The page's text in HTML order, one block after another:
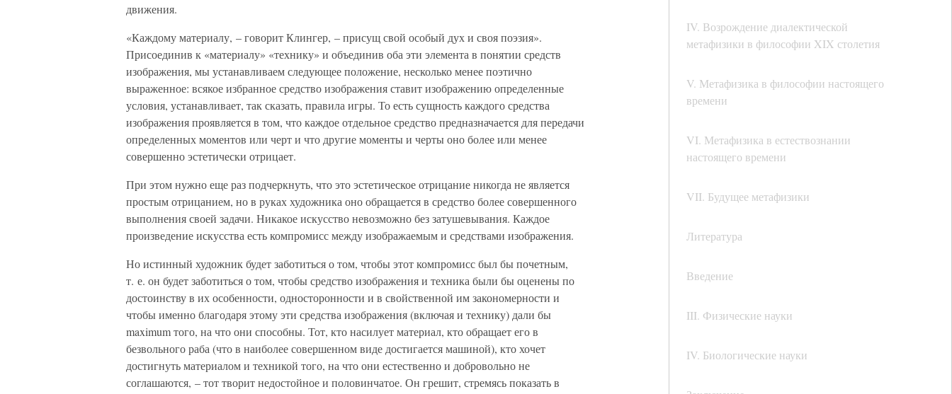
IV. Возрождение диалектической
метафизики в философии XIX столетия
V. Метафизика в философии настоящего
времени
VI. Метафизика в естествознании
настоящего времени
VII. Будущее метафизики
Литература
Введение
III. Физические науки
IV. Биологические науки
движения.
«Каждому материалу, – говорит Клингер, – присущ свой особый дух и своя поэзия».
Присоединив к «материалу» «технику» и объединив оба эти элемента в понятии средств
изображения, мы устанавливаем следующее положение, несколько менее поэтично
выраженное: всякое избранное средство изображения ставит изображению определенные
условия, устанавливает, так сказать, правила игры. То есть сущность каждого средства
изображения проявляется в том, что каждое отдельное средство предназначается для передачи
определенных моментов или черт и что другие моменты и черты оно более или менее
совершенно эстетически отрицает.
При этом нужно еще раз подчеркнуть, что это эстетическое отрицание никогда не является
простым отрицанием, но в руках художника оно обращается в средство более совершенного
выполнения своей задачи. Никакое искусство невозможно без затушевывания. Каждое
произведение искусства есть компромисс между изображаемым и средствами изображения.
Но истинный художник будет заботиться о том, чтобы этот компромисс был бы почетным,
т. е. он будет заботиться о том, чтобы средство изображения и техника были бы оценены по
достоинству в их особенности, односторонности и в свойственной им закономерности и
чтобы именно благодаря этому эти средства изображения (включая и технику) дали бы
maximum того, на что они способны. Тот, кто насилует материал, кто обращает его в
безвольного раба (что в наиболее совершенном виде достигается машиной), кто хочет
достигнуть материалом и техникой того, на что они естественно и добровольно не
соглашаются, – тот творит недостойное и половинчатое. Он грешит, стремясь показать в